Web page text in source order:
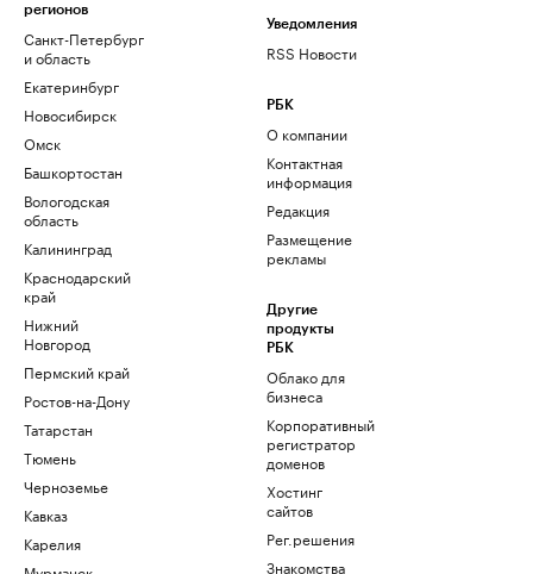
регионов
Санкт-Петербург
и область
Екатеринбург
Новосибирск
Омск
Башкортостан
Вологодская
область
Калининград
Краснодарский
край
Нижний
Новгород
Пермский край
Ростов-на-Дону
Татарстан
Тюмень
Черноземье
Кавказ
Карелия
Уведомления
RSS Новости
РБК
О компании
Контактная
информация
Редакция
Размещение
рекламы
Другие
продукты
РБК
Облако для
бизнеса
Корпоративный
регистратор
доменов
Хостинг
сайтов
Рег.решения
Знакомства